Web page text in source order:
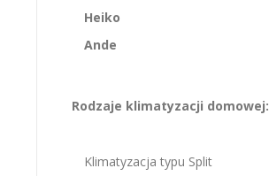
Heiko
Ande
Rodzaje klimatyzacji domowej:
Klimatyzacja typu Split